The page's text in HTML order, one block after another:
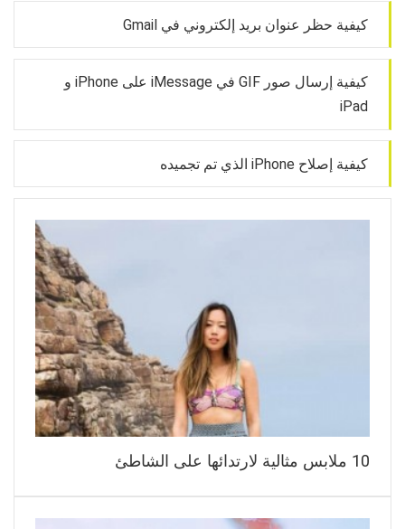
كيفية حظر عنوان بريد إلكتروني في Gmail
كيفية إرسال صور GIF في iMessage على iPhone و
iPad
كيفية إصلاح iPhone الذي تم تجميده
10 ملابس مثالية لارتدائها على الشاطئ